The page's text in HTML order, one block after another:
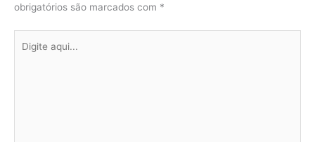
obrigatórios são marcados com *
aqui...